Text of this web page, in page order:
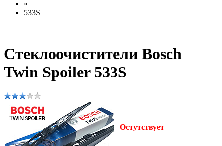
»
533S
Стеклоочистители Bosch
Twin Spoiler 533S
Остутствует